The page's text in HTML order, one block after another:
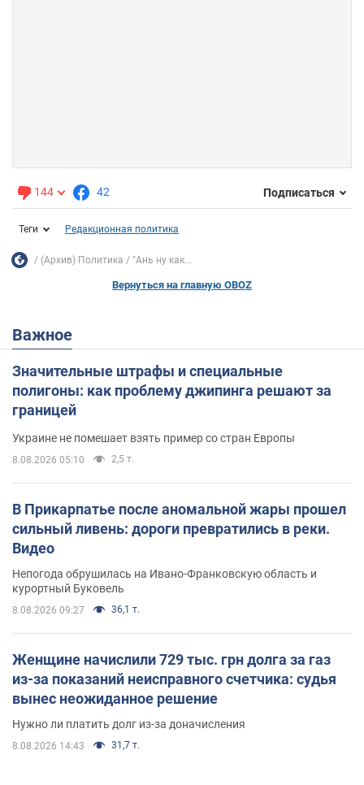
144 42 Подписаться
Теги Редакционная политика
(Архив) Политика "Ань ну как...
Вернуться на главную OBOZ
Важное
Значительные штрафы и специальные
полигоны: как проблему джипинга решают за
границей
Украине не помешает взять пример со стран Европы
8.08.2026 05:10 2,5 т.
В Прикарпатье после аномальной жары прошел
сильный ливень: дороги превратились в реки.
Видео
Непогода обрушилась на Ивано-Франковскую область и
курортный Буковель
8.08.2026 09:27 36,1 т.
Женщине начислили 729 тыс. грн долга за газ
из-за показаний неисправного счетчика: судья
вынес неожиданное решение
Нужно ли платить долг из-за доначисления
8.08.2026 14:43 31,7 т.